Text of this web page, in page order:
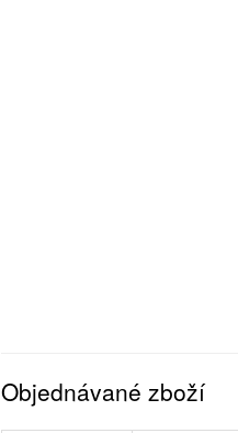
Objednávané zboží